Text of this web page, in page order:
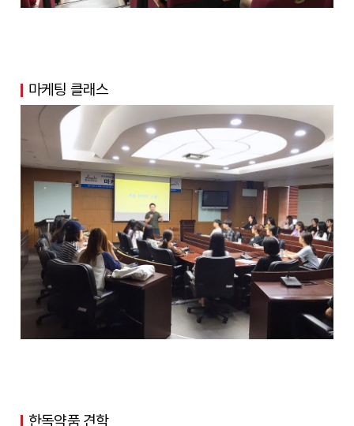
마케팅 클래스
한독약품 견학